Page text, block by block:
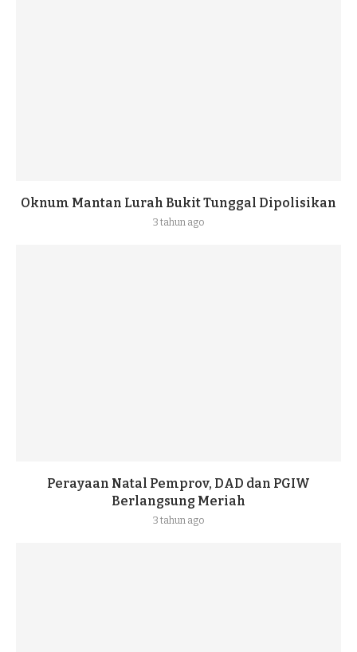
Oknum Mantan Lurah Bukit Tunggal Dipolisikan
3 tahun ago
Perayaan Natal Pemprov, DAD dan PGIW
Berlangsung Meriah
3 tahun ago